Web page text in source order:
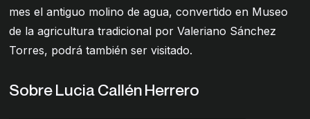
mes el antiguo molino de agua, convertido en Museo
de la agricultura tradicional por Valeriano Sánchez
Torres, podrá también ser visitado.
Sobre Lucia Callén Herrero